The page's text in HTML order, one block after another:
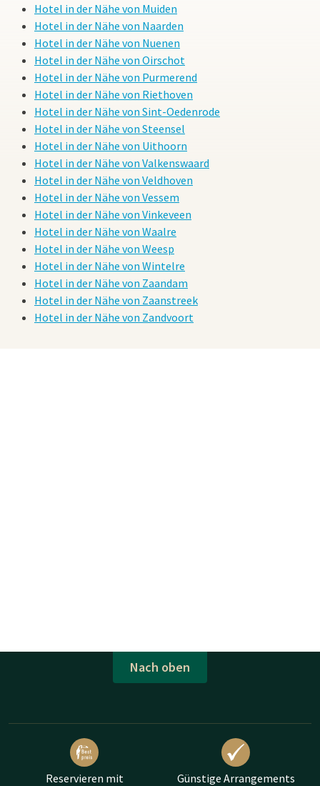
Hotel in der Nähe von Muiden
Hotel in der Nähe von Naarden
Hotel in der Nähe von Nuenen
Hotel in der Nähe von Oirschot
Hotel in der Nähe von Purmerend
Hotel in der Nähe von Riethoven
Hotel in der Nähe von Sint-Oedenrode
Hotel in der Nähe von Steensel
Hotel in der Nähe von Uithoorn
Hotel in der Nähe von Valkenswaard
Hotel in der Nähe von Veldhoven
Hotel in der Nähe von Vessem
Hotel in der Nähe von Vinkeveen
Hotel in der Nähe von Waalre
Hotel in der Nähe von Weesp
Hotel in der Nähe von Wintelre
Hotel in der Nähe von Zaandam
Hotel in der Nähe von Zaanstreek
Hotel in der Nähe von Zandvoort
Nach oben
Reservieren mit
Günstige Arrangements